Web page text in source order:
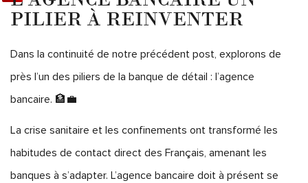
PILIER À REINVENTER
Dans la continuité de notre précédent post, explorons de
près l’un des piliers de la banque de détail : l’agence
bancaire. 🏦💼
La crise sanitaire et les confinements ont transformé les
habitudes de contact direct des Français, amenant les
banques à s’adapter. L’agence bancaire doit à présent se